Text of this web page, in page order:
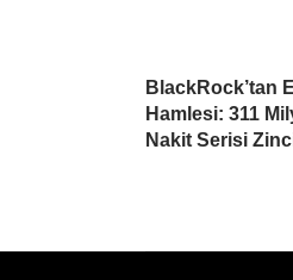
BlackRock’tan
Hamlesi: 311
Nakit Serisi